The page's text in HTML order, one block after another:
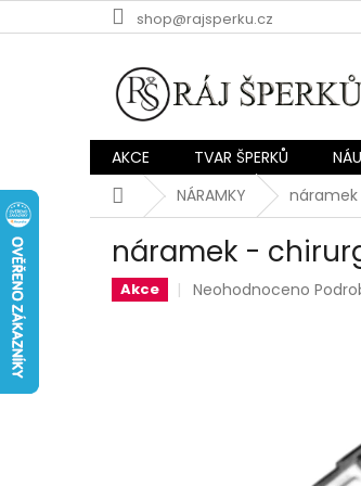
na
shop@rajsperku.cz
AKCE TVAR ŠPERKŮ
DomůNÁRAMKY náramek
náramek -
Akce
Průměrné
Neohodnoceno